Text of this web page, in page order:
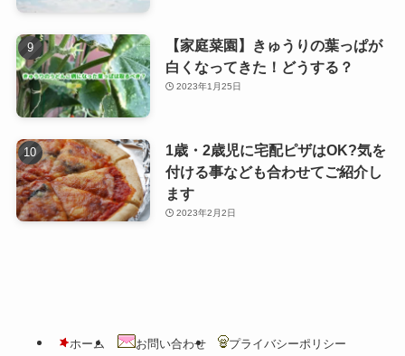
【家庭菜園】きゅうりの葉っぱが
白くなってきた！どうする？
2023年1月25日
1歳・2歳児に宅配ピザはOK?気を
付ける事なども合わせてご紹介し
ます
2023年2月2日
ホーム お問い合わせ プライバシーポリシー